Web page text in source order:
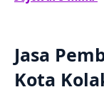
Jasa
Kota